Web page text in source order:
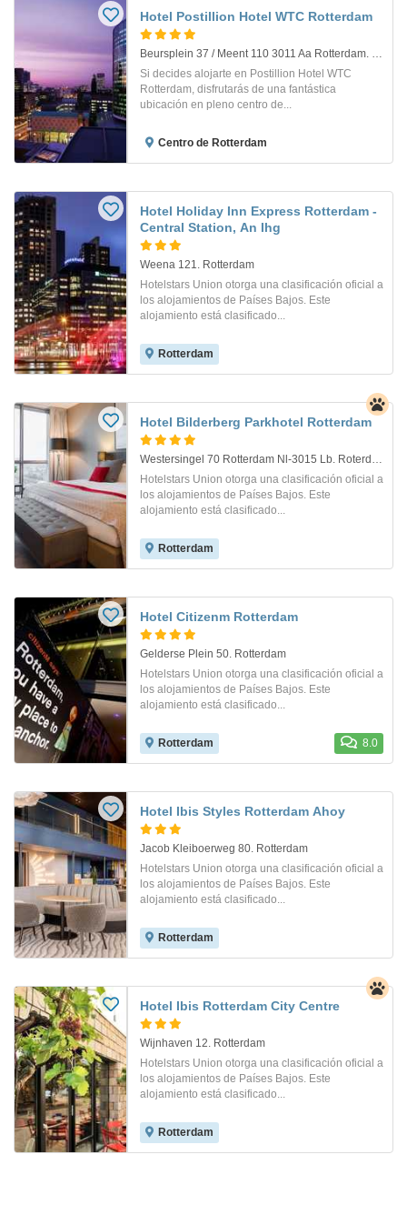
Hotel Postillion Hotel WTC Rotterdam
Beursplein 37 / Meent 110 3011 Aa Rotterdam. Rotterdam
Si decides alojarte en Postillion Hotel WTC
Rotterdam, disfrutarás de una fantástica
ubicación en pleno centro de...
Centro de Rotterdam
Hotel Holiday Inn Express Rotterdam -
Central Station, An Ihg
Weena 121. Rotterdam
Hotelstars Union otorga una clasificación oficial a
los alojamientos de Países Bajos. Este
alojamiento está clasificado...
Rotterdam
Hotel Bilderberg Parkhotel Rotterdam
Westersingel 70 Rotterdam Nl-3015 Lb. Roterdam
Hotelstars Union otorga una clasificación oficial a
los alojamientos de Países Bajos. Este
alojamiento está clasificado...
Rotterdam
Hotel Citizenm Rotterdam
Gelderse Plein 50. Rotterdam
Hotelstars Union otorga una clasificación oficial a
los alojamientos de Países Bajos. Este
alojamiento está clasificado...
Rotterdam 8.0
Hotel Ibis Styles Rotterdam Ahoy
Jacob Kleiboerweg 80. Rotterdam
Hotelstars Union otorga una clasificación oficial a
los alojamientos de Países Bajos. Este
alojamiento está clasificado...
Rotterdam
Hotel Ibis Rotterdam City Centre
Wijnhaven 12. Rotterdam
Hotelstars Union otorga una clasificación oficial a
los alojamientos de Países Bajos. Este
alojamiento está clasificado...
Rotterdam